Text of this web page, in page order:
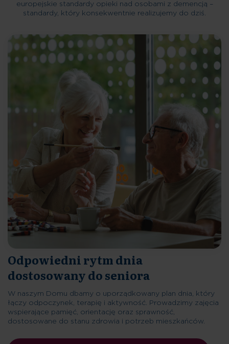
europejskie standardy opieki nad osobami z demencją –
standardy, który konsekwentnie realizujemy do dziś.
Odpowiedni rytm dnia
dostosowany do seniora
W naszym Domu dbamy o uporządkowany plan dnia, który
łączy odpoczynek, terapię i aktywność. Prowadzimy zajęcia
wspierające pamięć, orientację oraz sprawność,
dostosowane do stanu zdrowia i potrzeb mieszkańców.